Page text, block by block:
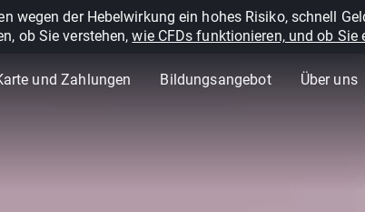
wegen der Hebelwirkung ein hohes Risiko, schnell
ob Sie verstehen,wie CFDs funktionieren, und ob Sie
und Zahlungen Bildungsangebot Über uns